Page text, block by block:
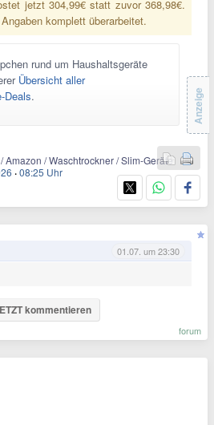
jetzt 304,99€ statt zuvor 368,98€.
komplett überarbeitet.
rund um Haushaltsgeräte
Übersicht aller
Deals.
/ Waschtrockner / Slim-Geräte
·08:25 Uhr
Anzeige
01.07. um 23:30
kommentieren
forum